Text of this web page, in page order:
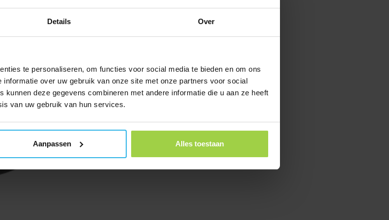
Details Over
te personaliseren, om functies voor social media te bieden en om ons
over uw gebruik van onze site met onze partners voor social
kunnen deze gegevens combineren met andere informatie die u aan ze heeft
van uw gebruik van hun services.
Aanpassen Alles toestaan